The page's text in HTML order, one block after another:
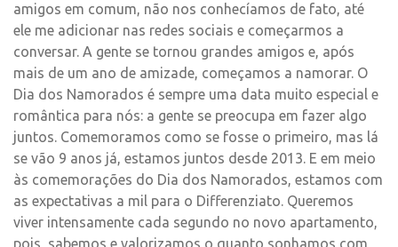
amigos em comum, não nos conhecíamos de fato, até
ele me adicionar nas redes sociais e começarmos a
conversar. A gente se tornou grandes amigos e, após
mais de um ano de amizade, começamos a namorar. O
Dia dos Namorados é sempre uma data muito especial e
romântica para nós: a gente se preocupa em fazer algo
juntos. Comemoramos como se fosse o primeiro, mas lá
se vão 9 anos já, estamos juntos desde 2013. E em meio
às comemorações do Dia dos Namorados, estamos com
as expectativas a mil para o Differenziato. Queremos
viver intensamente cada segundo no novo apartamento,
pois, sabemos e valorizamos o quanto sonhamos com